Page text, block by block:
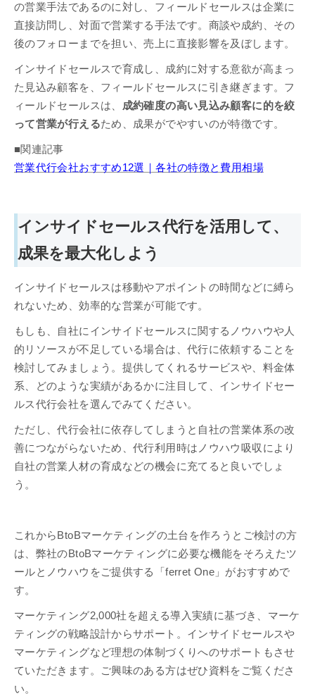
の営業手法であるのに対し、フィールドセールスは企業に
直接訪問し、対面で営業する手法です。商談や成約、その
後のフォローまでを担い、売上に直接影響を及ぼします。
インサイドセールスで育成し、成約に対する意欲が高まっ
た見込み顧客を、フィールドセールスに引き継ぎます。フ
ィールドセールスは、 成約確度の高い見込み顧客に的を絞
って営業が行えるため、成果がでやすいのが特徴です。
■関連記事
​​​​​​​営業代行会社おすすめ12選｜各社の特徴と費用相場
インサイドセールス代行を活用して、
成果を最大化しよう
インサイドセールスは移動やアポイントの時間などに縛ら
れないため、効率的な営業が可能です。
もしも、自社にインサイドセールスに関するノウハウや人
的リソースが不足している場合は、代行に依頼することを
検討してみましょう。提供してくれるサービスや、料金体
系、どのような実績があるかに注目して、インサイドセー
ルス代行会社を選んでみてください。
ただし、代行会社に依存してしまうと自社の営業体系の改
善につながらないため、代行利用時はノウハウ吸収により
自社の営業人材の育成などの機会に充てると良いでしょ
う。
これからBtoBマーケティングの土台を作ろうとご検討の方
は、弊社のBtoBマーケティングに必要な機能をそろえたツ
ールとノウハウをご提供する「ferret One」がおすすめで
す。
マーケティング2,000社を超える導入実績に基づき、マーケ
ティングの戦略設計からサポート。インサイドセールスや
マーケティングなど理想の体制づくりへのサポートもさせ
ていただきます。ご興味のある方はぜひ資料をご覧くださ
い。